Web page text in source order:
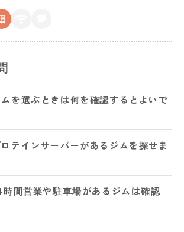
を選ぶときは何を確認するとよいで
テインサーバーがあるジムを探せま
間営業や駐車場があるジムは確認